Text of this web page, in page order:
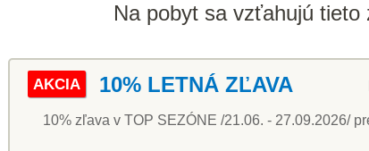
Na pobyt sa vzťahujú tieto
AKCIA 10% LETNÁ ZĽAVA
10% zľava v TOP SEZÓNE /21.06. - 27.09.2026/